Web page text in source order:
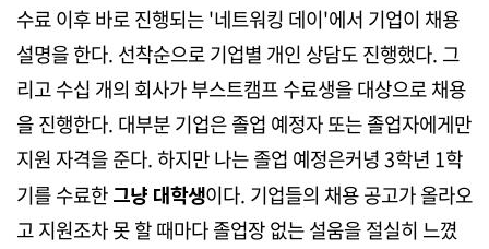
수료 이후 바로 진행되는 '네트워킹 데이'에서 기업이 채용
설명을 한다. 선착순으로 기업별 개인 상담도 진행했다. 그
리고 수십 개의 회사가 부스트캠프 수료생을 대상으로 채용
을 진행한다. 대부분 기업은 졸업 예정자 또는 졸업자에게만
지원 자격을 준다. 하지만 나는 졸업 예정은커녕 3학년 1학
기를 수료한그냥 대학생이다. 기업들의 채용 공고가 올라오
고 지원조차 못 할 때마다 졸업장 없는 설움을 절실히 느꼈